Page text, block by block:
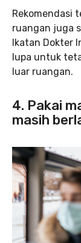
Rekomendasi
ruangan juga
Ikatan Dokter
lupa untuk
luar ruangan.
4. Pakai
masih